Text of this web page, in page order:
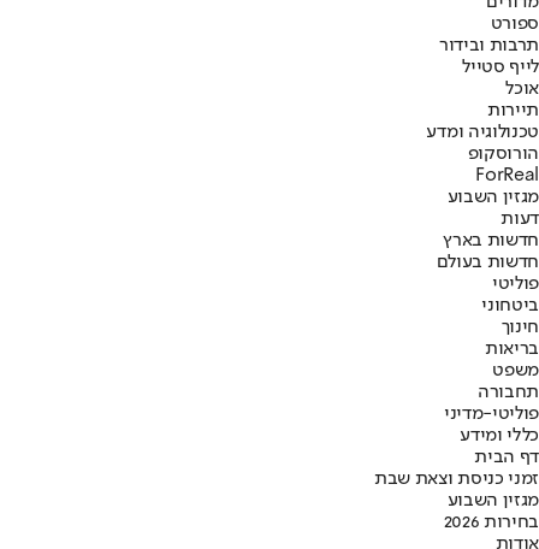
ספורט
תרבות ובידור
לייף סטייל
אוכל
תיירות
טכנולוגיה ומדע
הורוסקופ
ForReal
מגזין השבוע
דעות
חדשות בארץ
חדשות בעולם
פוליטי
ביטחוני
חינוך
בריאות
משפט
תחבורה
פוליטי-מדיני
כללי ומידע
דף הבית
זמני כניסת וצאת שבת
מגזין השבוע
בחירות 2026
אודות